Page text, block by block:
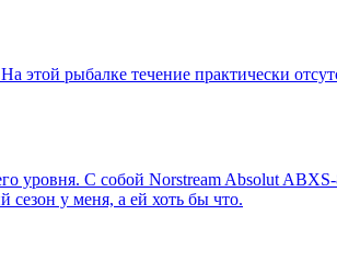
рыбалке течение практически
уровня. С собой Norstream Absolut
у меня, а ей хоть бы что.